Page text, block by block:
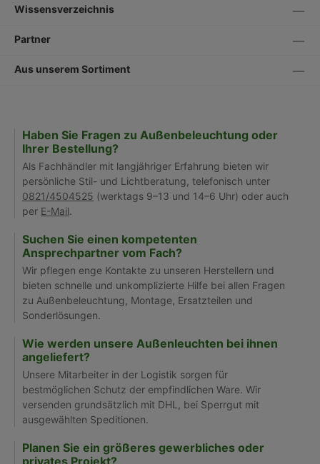
Wissensverzeichnis
Partner
Aus unserem Sortiment
Haben Sie Fragen zu Außenbeleuchtung oder
Ihrer Bestellung?
Als Fachhändler mit langjähriger Erfahrung bieten wir
persönliche Stil- und Lichtberatung, telefonisch unter
0821/4504525 (werktags 9–13 und 14–6 Uhr) oder auch
per E-Mail.
Suchen Sie einen kompetenten
Ansprechpartner vom Fach?
Wir pflegen enge Kontakte zu unseren Herstellern und
bieten schnelle und unkomplizierte Hilfe bei allen Fragen
zu Außenbeleuchtung, Montage, Ersatzteilen und
Sonderlösungen.
Wie werden unsere Außenleuchten bei ihnen
angeliefert?
Unsere Mitarbeiter in der Logistik sorgen für
bestmöglichen Schutz der empfindlichen Ware. Wir
versenden grundsätzlich mit DHL, bei Sperrgut mit
ausgewählten Speditionen.
Planen Sie ein größeres gewerbliches oder